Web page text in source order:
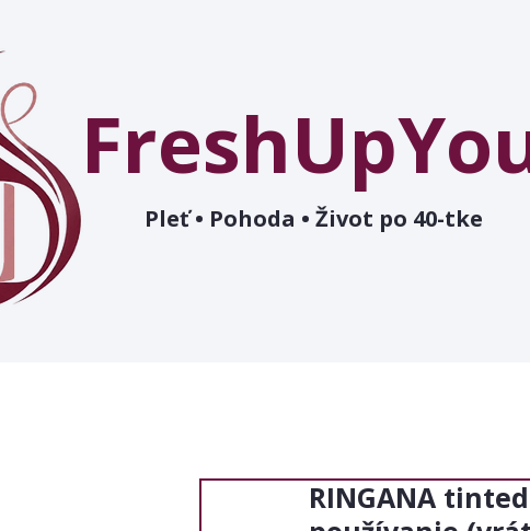
Pleť • Pohoda • Život po 40-tke
RINGANA